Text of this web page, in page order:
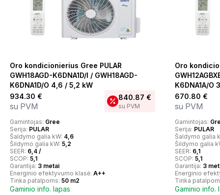
Oro kondicionierius Gree PULAR
GWH18AGD-K6DNA1D/I / GWH18AGD-
K6DNA1D/O 4,6 / 5,2 kW
934.30 €
su PVM
840.87 €
su PVM
Gamintojas: Gree
Serija: PULAR
Šaldymo galia kW: 4,6
Šildymo galia kW: 5,2
SEER: 6,4 /
SCOP: 5,1
Garantija: 3 metai
Energinio efektyvumo klasė: A++
Tinka patalpoms: 50 m2
Gaminio info. lapas
Oro
K6DNA1A/O
670.80 €
su PVM
Gamintojas:
Serija: PULAR
Šaldymo galia
Šildymo galia
SEER: 6,1
SCOP: 5,1
Garantija: 3
Energinio
Tinka
Gaminio info.